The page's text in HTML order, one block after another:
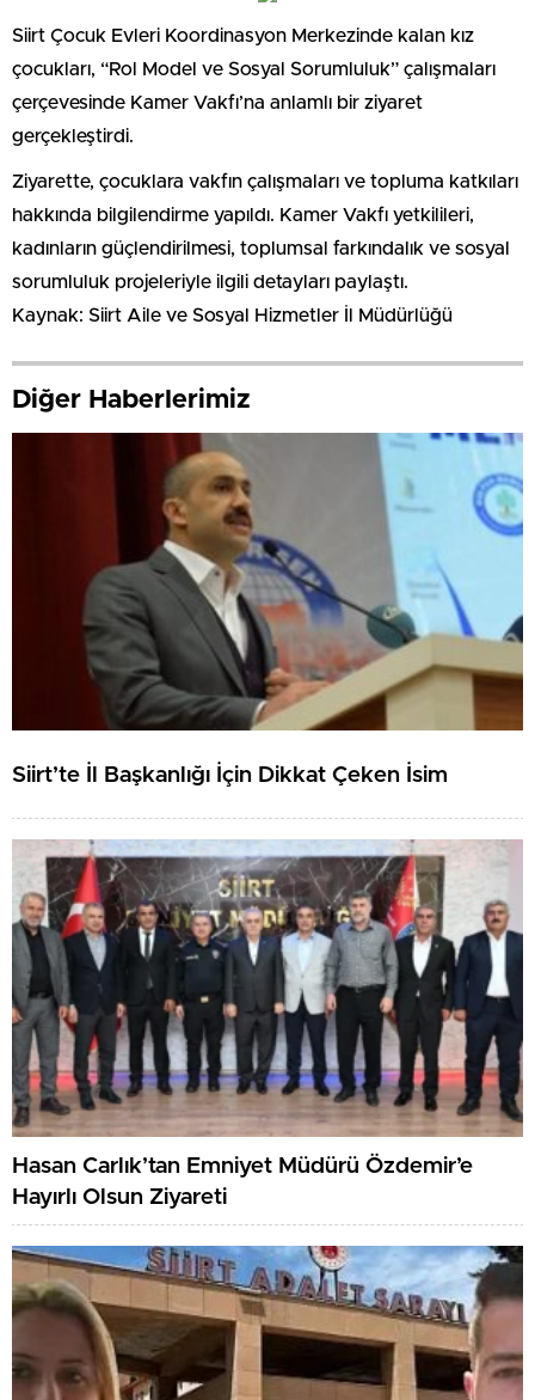
Siirt Çocuk Evleri Koordinasyon Merkezinde kalan kız
çocukları, “Rol Model ve Sosyal Sorumluluk” çalışmaları
çerçevesinde Kamer Vakfı’na anlamlı bir ziyaret
gerçekleştirdi.
Ziyarette, çocuklara vakfın çalışmaları ve topluma katkıları
hakkında bilgilendirme yapıldı. Kamer Vakfı yetkilileri,
kadınların güçlendirilmesi, toplumsal farkındalık ve sosyal
sorumluluk projeleriyle ilgili detayları paylaştı.
Kaynak: Siirt Aile ve Sosyal Hizmetler İl Müdürlüğü
Diğer Haberlerimiz
Siirt’te İl Başkanlığı İçin Dikkat Çeken İsim
Hasan Carlık’tan Emniyet Müdürü Özdemir’e
Hayırlı Olsun Ziyareti